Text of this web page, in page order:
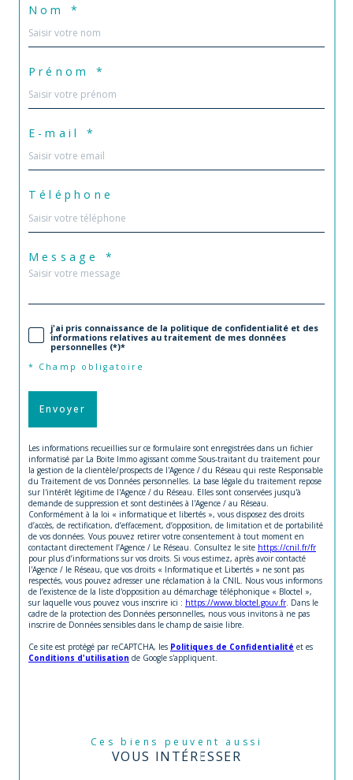
Nom *
Prénom *
E-mail *
Téléphone
Message *
j'ai pris connaissance de la politique de confidentialité et des
informations relatives au traitement de mes données
personnelles (*)*
* Champ obligatoire
Envoyer
Les informations recueillies sur ce formulaire sont enregistrées dans un fichier
informatisé par La Boite Immo agissant comme Sous-traitant du traitement pour
la gestion de la clientèle/prospects de l'Agence / du Réseau qui reste Responsable
du Traitement de vos Données personnelles. La base légale du traitement repose
sur l'intérêt légitime de l'Agence / du Réseau. Elles sont conservées jusqu'à
demande de suppression et sont destinées à l'Agence / au Réseau.
Conformément à la loi « informatique et libertés », vous disposez des droits
d’accès, de rectification, d’effacement, d’opposition, de limitation et de portabilité
de vos données. Vous pouvez retirer votre consentement à tout moment en
contactant directement l’Agence / Le Réseau. Consultez le site https://cnil.fr/fr
pour plus d’informations sur vos droits. Si vous estimez, après avoir contacté
l'Agence / le Réseau, que vos droits « Informatique et Libertés » ne sont pas
respectés, vous pouvez adresser une réclamation à la CNIL. Nous vous informons
de l’existence de la liste d'opposition au démarchage téléphonique « Bloctel »,
sur laquelle vous pouvez vous inscrire ici : https://www.bloctel.gouv.fr. Dans le
cadre de la protection des Données personnelles, nous vous invitons à ne pas
inscrire de Données sensibles dans le champ de saisie libre.
Ce site est protégé par reCAPTCHA, les Politiques de Confidentialité et es
Conditions d'utilisation de Google s'appliquent.
Ces biens peuvent aussi
VOUS INTÉRESSER